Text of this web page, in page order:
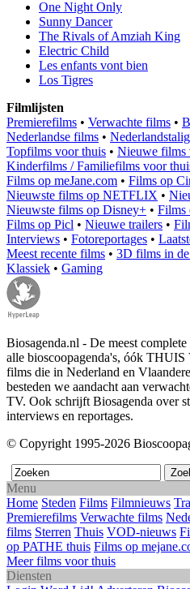
One Night Only
Sunny Dancer
The Rivals of Amziah King
Electric Child
Les enfants vont bien
Los Tigres
Filmlijsten
Premierefilms • Verwachte films •
Nederlandse films •
Topfilms voor thuis • Nieuwe films
Kinderfilms / Familiefilms voor
Films op meJane.com • Films op
Nieuwste films op NETFLIX •
Nieuwste films op Disney+ • Films
Films op Picl • Nieuwe trailers •
Interviews • Fotoreportages •
Meest recente films • 3D films in
Klassiek • Gaming
Biosagenda.nl - De meest
alle bioscoopagenda's, óók
films die in Nederland en
besteden we aandacht aan
TV. Ook schrijft Biosagenda over
interviews en reportages.
© Copyright 1995-2026
Menu
Home Steden Films Filmnieuws
Premierefilms Verwachte films
films Sterren Thuis VOD-nieuws
op PATHE thuis Films op
Meer films voor thuis
Diensten